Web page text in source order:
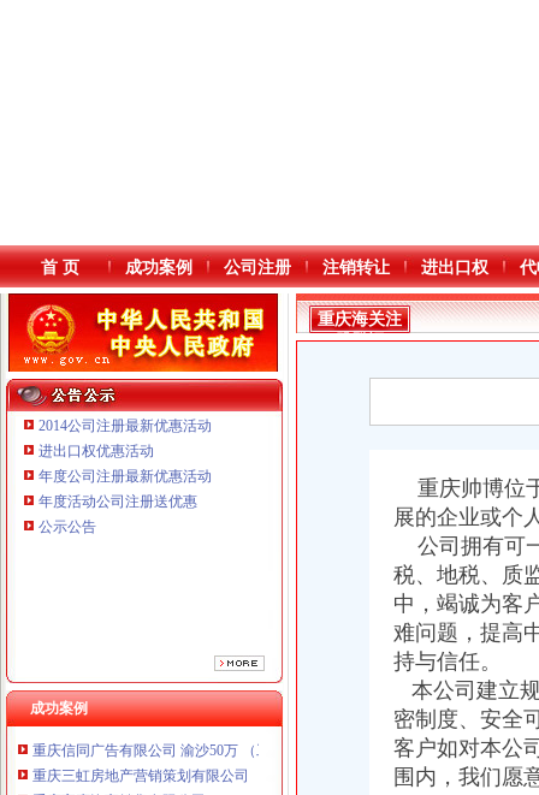
本站导航
首 页 成功案例 公司注册 注销转让 进出口权
2014公司注册最新优惠活动
进出口权优惠活动
年度公司注册最新优惠活动
年度活动公司注册送优惠
公示公告
成功案例
重庆鸽牌电线电缆有限公司 渝北10010万 (进出口权)
重庆星竣贸易有限责任公司 渝中100万 （进出口权）
重庆海谛升进出口贸易有限公司 渝北100万 （进出口权）
重庆奕欣锦诚商贸有限公司 渝九50万 （工商注册）
重庆信同广告有限公司 渝沙50万 （工商注册）
重庆三虹房地产营销策划有限公司
重庆宝鹰汽车销售有限公司
重庆海关注
册登记
重庆帅博位
展的企业或个
公司拥有可
税、地税、质
中，竭诚为客
难问题，提高
持与信任。
本公司建立
密制度、安全
客户如对本公
围内，我们愿